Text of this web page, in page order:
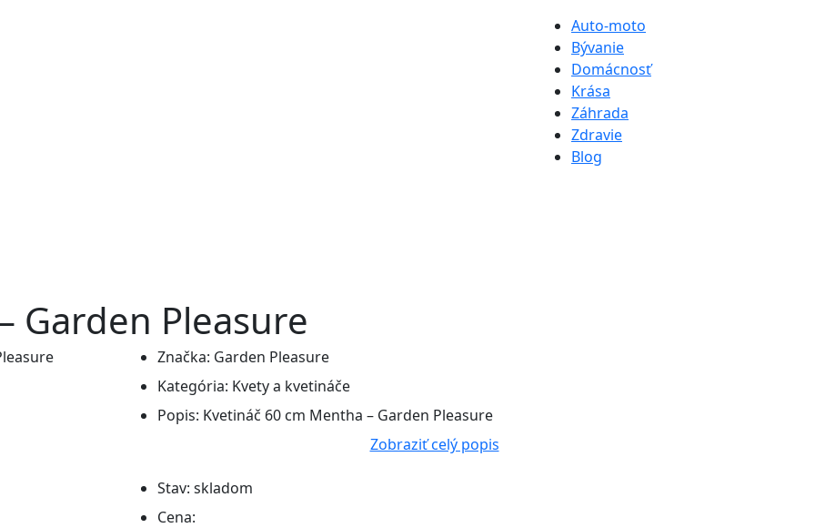
Auto-moto
Bývanie
Domácnosť
Krása
Záhrada
Zdravie
Blog
Garden Pleasure
Značka: Garden Pleasure
Kategória: Kvety a kvetináče
Popis: Kvetináč 60 cm Mentha – Garden Pleasure
Zobraziť celý popis
Stav: skladom
Cena: